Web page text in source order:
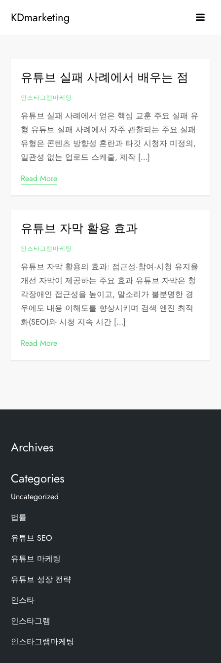
KDmarketing
유튜브 실패 사례에서 배우는 점
인스타그램마케팅
유튜브 실패 사례에서 얻은 핵심 교훈 주요 실패 유
형 유튜브 실패 사례에서 자주 관찰되는 주요 실패
유형은 콘텐츠 방향성 혼란과 타깃 시청자 미정의,
일관성 없는 업로드 스케줄, 제작 […]
Read More
유튜브 자막 활용 효과
인스타그램마케팅
유튜브 자막 활용의 효과: 접근성·참여·시청 유지율
개선 자막이 제공하는 주요 효과 유튜브 자막은 청
각장애인 접근성을 높이고, 말소리가 불분명한 경
우에도 내용 이해도를 향상시키며 검색 엔진 최적
화(SEO)와 시청 지속 시간 […]
Read More
Archives
Categories
Uncategorized
법률
유튜브 SEO
유튜브 마케팅
유튜브 성장 전략
인스타
인스타그램
인스타그램마케팅